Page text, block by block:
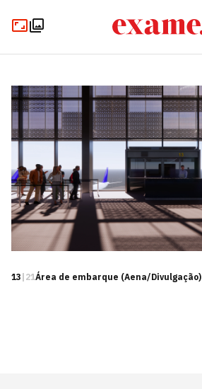
13 | 21Área de embarque (Aena/Divulgação)